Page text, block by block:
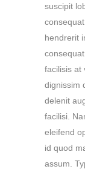
suscipit
hendrerit
facilisis at
dignissim
delenit
facilisi.
eleifend
id quod
assum.